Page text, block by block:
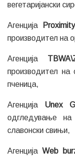
вегетаријански
Агенција
производител на
Агенција
производител на
пченица,
Агенција Unex
одгледување
славонски свињи,
Агенција Web